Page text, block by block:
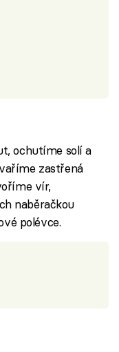
ochutíme solí a
zastřená
vír,
naběračkou
polévce.